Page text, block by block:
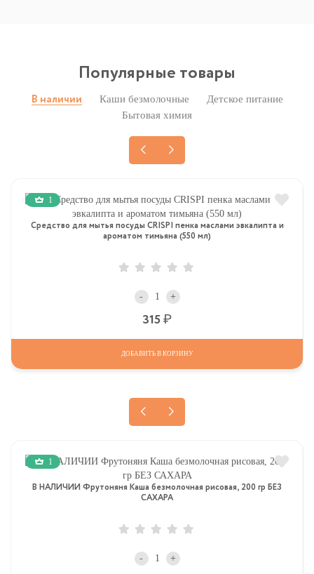
Популярные товары
В наличии Каши безмолочные
Детское питание
Бытовая химия
1
Средство для мытья посуды CRISPI пенка маслами эвкалипта и
ароматом тимьяна (550 мл)
- +
315
ДОБАВИТЬ В КОРЗИНУ
1
В НАЛИЧИИ Фрутоняня Каша безмолочная рисовая, 200 гр БЕЗ
САХАРА
- +